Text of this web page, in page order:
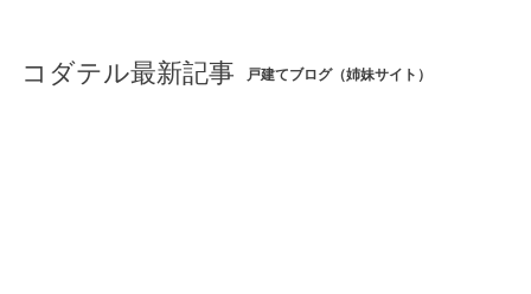
コダテル最新記事 戸建てブログ（姉妹サイト）